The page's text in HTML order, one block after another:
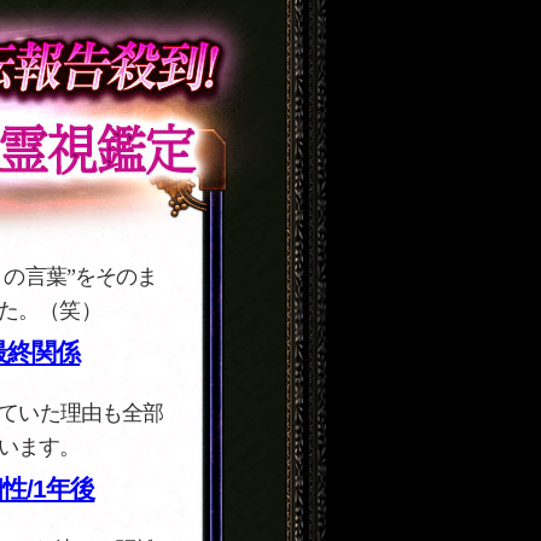
言葉”をそのま
。（笑）
関係
いた理由も全部
ます。
/1年後